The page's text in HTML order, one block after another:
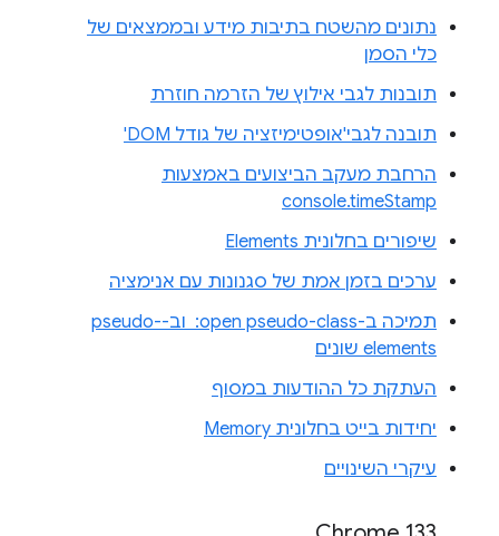
נתונים מהשטח בתיבות מידע ובממצאים של
כלי הסמן
תובנות לגבי אילוץ של הזרמה חוזרת
תובנה לגבי'אופטימיזציה של גודל DOM'
הרחבת מעקב הביצועים באמצעות
console.timeStamp
שיפורים בחלונית Elements
ערכים בזמן אמת של סגנונות עם אנימציה
תמיכה ב-‎ :open pseudo-class וב-pseudo-
elements שונים
העתקת כל ההודעות במסוף
יחידות בייט בחלונית Memory
עיקרי השינויים